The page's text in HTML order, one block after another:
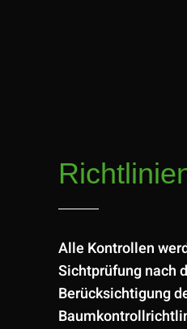
Alle Kontrollen
Sichtprüfung nach
Berücksichtigung